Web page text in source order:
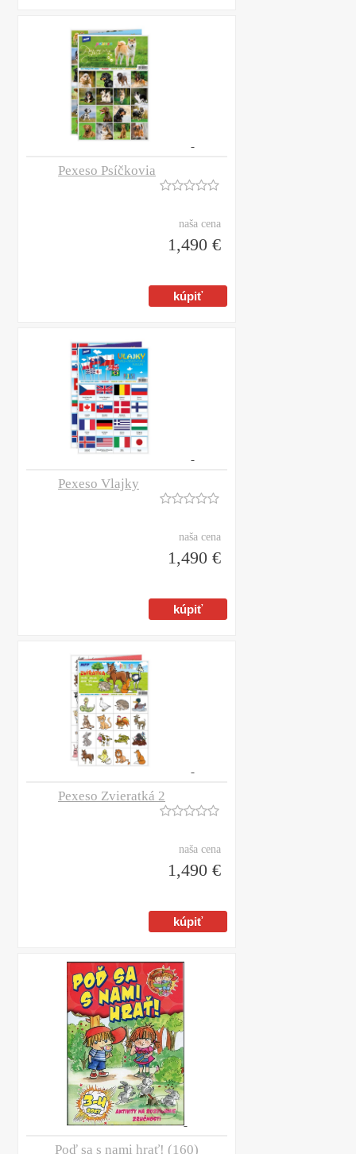
Pexeso Psíčkovia
naša cena
1,490 €
Pexeso Vlajky
naša cena
1,490 €
Pexeso Zvieratká 2
naša cena
1,490 €
Poď sa s nami hrať! (160)